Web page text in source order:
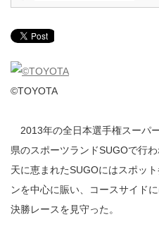
©TOYOTA
2013年の全日本選手権スーパ
県のスポーツランドSUGOで行
天に恵まれたSUGOにはスポッ
ンを中心に賑い、コースサイド
決勝レースを見守った。